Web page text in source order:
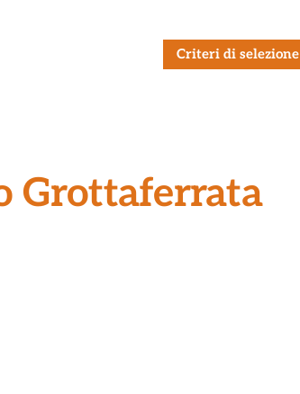
Criteri di selezione
Grottaferrata